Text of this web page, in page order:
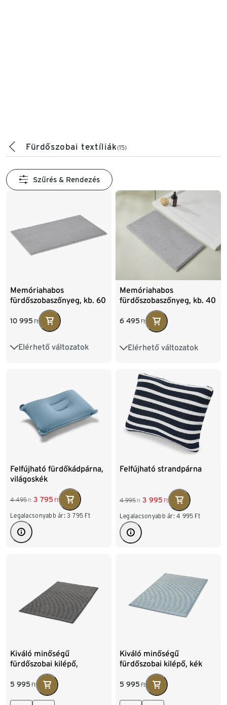
Fürdőszobai textíliák(15)
Szűrés & Rendezés
Memóriahabos
fürdőszobaszőnyeg, kb. 60
10 995 Ft
Elérhető változatok
40 x 70 cm
Memóriahabos
fürdőszobaszőnyeg, kb. 40
6 495 Ft
Elérhető változatok
60 x 100 cm
Felfújható fürdőkádpárna,
világoskék
4 495 Ft 3 795 Ft
Legalacsonyabb ár: 3 795 Ft
Felfújható strandpárna
4 995 Ft 3 995 Ft
Legalacsonyabb ár: 4 995 Ft
Kiváló minőségű
fürdőszobai kilépő,
5 995 Ft
Kiváló minőségű
fürdőszobai kilépő, kék
5 995 Ft